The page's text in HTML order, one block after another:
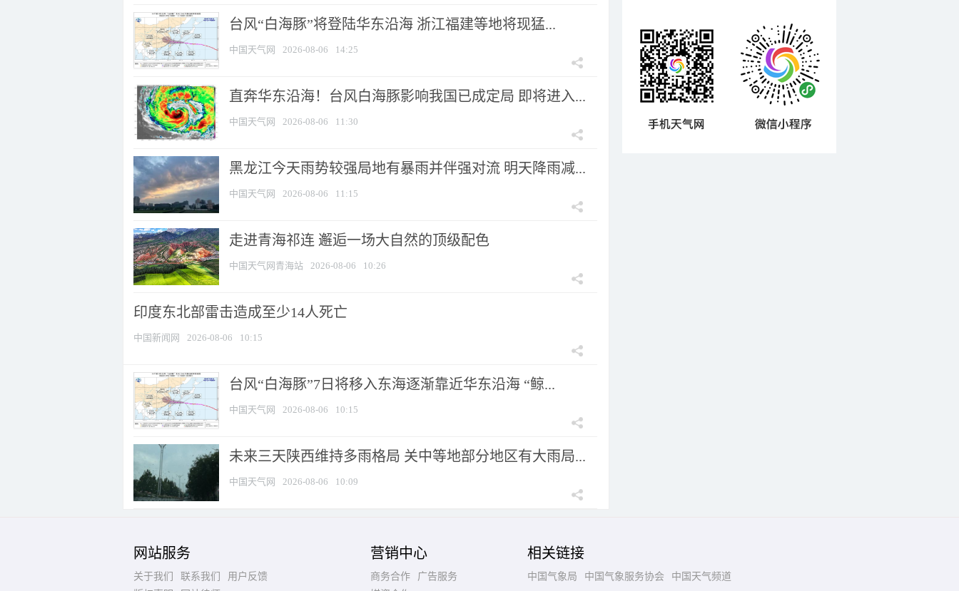
台风“白海豚”将登陆华东沿海 浙江福建等地将现猛...
中国天气网 2026-08-06 14:25
直奔华东沿海！台风白海豚影响我国已成定局 即将进入...
中国天气网 2026-08-06 11:30
黑龙江今天雨势较强局地有暴雨并伴强对流 明天降雨减...
中国天气网 2026-08-06 11:15
走进青海祁连 邂逅一场大自然的顶级配色
中国天气网青海站 2026-08-06 10:26
印度东北部雷击造成至少14人死亡
中国新闻网 2026-08-06 10:15
台风“白海豚”7日将移入东海逐渐靠近华东沿海 “鲸...
中国天气网 2026-08-06 10:15
未来三天陕西维持多雨格局 关中等地部分地区有大雨局...
中国天气网 2026-08-06 10:09
网站服务
关于我们 联系我们
用户反馈
营销中心
商务合作
广告服务
相关链接
中国气象局 中国气象服务协会 中国天气频道